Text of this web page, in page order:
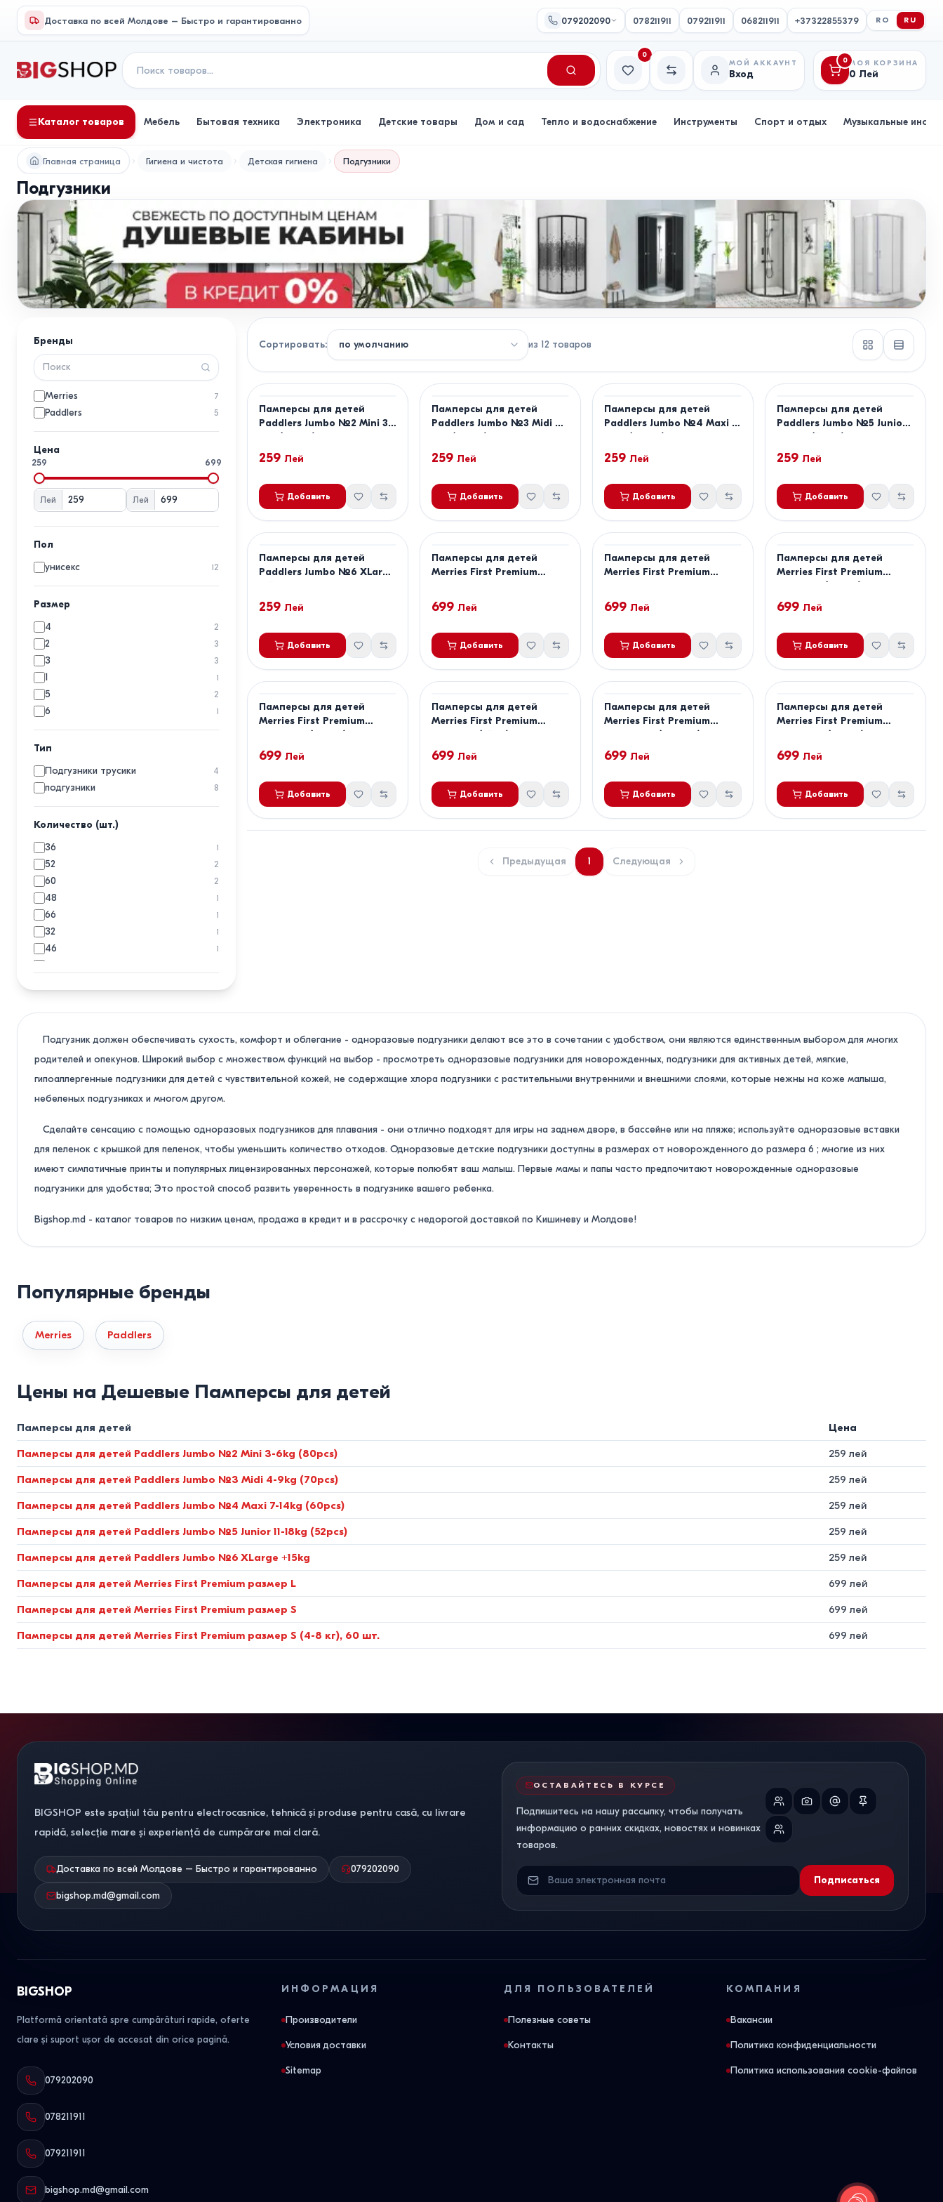
Доставка по всей Молдове – Быстро и гарантированно 079202090 078211911 079211911 068211911 +37322855379 RO RU
Список желаний
0
Сравнение
МОЙ АККАУНТ
Вход
0 МОЯ КОРЗИНА
0 Лей
Каталог товаров Мебель Бытовая техника Электроника Детские товары Дом и сад Тепло и водоснабжение Инструменты Спорт и отдых Музыкальные
Главная страница Гигиена и чистота Детская гигиена Подгузники
Подгузники
Бренды
Merries 7
Paddlers 5
Цена
259 699
Лей Лей
Пол
унисекс
12
Размер
4
2
2 3
3 3
1 1
5 2
6 1
Тип
Подгузники трусики
4
подгузники 8
Количество (шт.)
36
1
52 2
60 2
48 1
66 1
32 1
46 1
Сортировать: из 12 товаров
Памперсы для детей
Paddlers Jumbo №2 Mini 3-
6kg (80pcs)
259 Лей
Добавить
Памперсы для детей
Paddlers Jumbo №3 Midi 4-
9kg (70pcs)
259 Лей
Добавить
Памперсы для детей
Paddlers Jumbo №4 Maxi 7-
14kg (60pcs)
259 Лей
Добавить
Памперсы для детей
Paddlers Jumbo №5 Junior
11-18kg (52pcs)
259 Лей
Добавить
Памперсы для детей
Paddlers Jumbo №6 XLarge
259 Лей
Добавить
Памперсы для детей
Merries First Premium
699 Лей
Добавить
Памперсы для детей
Merries First Premium
699 Лей
Добавить
Памперсы для детей
Merries First Premium
размер S (4-8 кг), 60 шт.
699 Лей
Добавить
Памперсы для детей
Merries First Premium
размер М (6-11 кг), 48 шт.
699 Лей
Добавить
Памперсы для детей
Merries First Premium
Newborn (<5 кг), 66 шт.
699 Лей
Добавить
Памперсы для детей
Merries First Premium
размер XL (12-22 кг), 32 шт
699 Лей
Добавить
Памперсы для детей
Merries First Premium
размер M (6-11 кг), 46 шт
699 Лей
Добавить
Предыдущая 1 Следующая
Подгузник должен обеспечивать сухость, комфорт и облегание - одноразовые подгузники делают все это в сочетании с удобством, они являются единственным выбором для многих
родителей и опекунов. Широкий выбор с множеством функций на выбор - просмотреть одноразовые подгузники для новорожденных, подгузники для активных детей, мягкие,
гипоаллергенные подгузники для детей с чувствительной кожей, не содержащие хлора подгузники с растительными внутренними и внешними слоями, которые нежны на коже малыша,
небеленых подгузниках и многом другом.
Сделайте сенсацию с помощью одноразовых подгузников для плавания - они отлично подходят для игры на заднем дворе, в бассейне или на пляже; используйте одноразовые вставки
для пеленок с крышкой для пеленок, чтобы уменьшить количество отходов. Одноразовые детские подгузники доступны в размерах от новорожденного до размера 6 ; многие из них
имеют симпатичные принты и популярных лицензированных персонажей, которые полюбят ваш малыш. Первые мамы и папы часто предпочитают новорожденные одноразовые
подгузники для удобства; Это простой способ развить уверенность в подгузнике вашего ребенка.
Bigshop.md - каталог товаров по низким ценам, продажа в кредит и в рассрочку с недорогой доставкой по Кишиневу и Молдове!
Популярные бренды
Merries Paddlers
Цены на Дешевые Памперсы для детей
Памперсы для детей Цена
Памперсы для детей Paddlers Jumbo №2 Mini 3-6kg (80pcs) 259 лей
Памперсы для детей Paddlers Jumbo №3 Midi 4-9kg (70pcs) 259 лей
Памперсы для детей Paddlers Jumbo №4 Maxi 7-14kg (60pcs) 259 лей
Памперсы для детей Paddlers Jumbo №5 Junior 11-18kg (52pcs) 259 лей
Памперсы для детей Paddlers Jumbo №6 XLarge +15kg 259 лей
Памперсы для детей Merries First Premium размер L 699 лей
Памперсы для детей Merries First Premium размер S 699 лей
Памперсы для детей Merries First Premium размер S (4-8 кг), 60 шт. 699 лей
BIGSHOP este spațiul tău pentru electrocasnice, tehnică și produse pentru casă, cu livrare
rapidă, selecție mare și experiență de cumpărare mai clară.
Доставка по всей Молдове – Быстро и гарантированно 079202090
bigshop.md@gmail.com
ОСТАВАЙТЕСЬ В КУРСЕ
Подпишитесь на нашу рассылку, чтобы получать
информацию о ранних скидках, новостях и новинках
товаров.
Подписаться
BIGSHOP
Platformă orientată spre cumpărături rapide, oferte
clare și suport ușor de accesat din orice pagină.
079202090
078211911
079211911
bigshop.md@gmail.com
ИНФОРМАЦИЯ
Производители
Условия доставки
Sitemap
ДЛЯ ПОЛЬЗОВАТЕЛЕЙ
Полезные советы
Контакты
КОМПАНИЯ
Вакансии
Политика конфиденциальности
Политика использования cookie-файлов